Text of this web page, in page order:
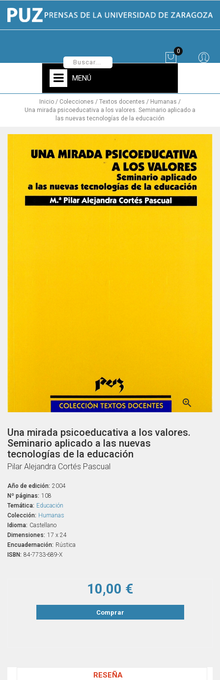
0
MENÚ
Inicio Colecciones Textos docentes
Humanas
Una mirada psicoeducativa a los valores. Seminario aplicado a
las nuevas tecnologías de la educación

Una mirada psicoeducativa a los valores.
Seminario aplicado a las nuevas
tecnologías de la educación
Pilar Alejandra Cortés Pascual
Año de edición: 2004
Nº páginas: 108
Temática: Educación
Colección: Humanas
Idioma: Castellano
Dimensiones: 17 x 24
Encuadernación: Rústica
ISBN: 84-7733-689-X
10,00 €
Comprar
RESEÑA